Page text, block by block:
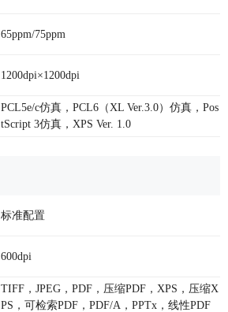
65ppm/75ppm
1200dpi×1200dpi
PCL5e/c仿真，PCL6（XL Ver.3.0）仿真，Pos
tScript 3仿真，XPS Ver. 1.0
标准配置
600dpi
TIFF，JPEG，PDF，压缩PDF，XPS，压缩X
PS，可检索PDF，PDF/A，PPTx，线性PDF